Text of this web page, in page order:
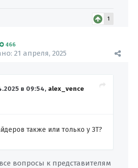
1
466
21 апреля, 2025
в 09:54, alex_vence
также или только у ЗТ?
вопросы к представителям